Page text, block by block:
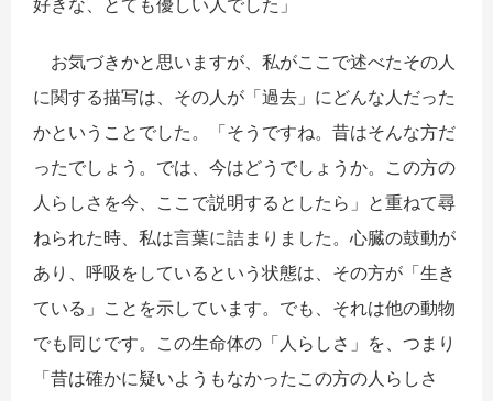
好きな、とても優しい人でした」
お気づきかと思いますが、私がここで述べたその人
に関する描写は、その人が「過去」にどんな人だった
かということでした。「そうですね。昔はそんな方だ
ったでしょう。では、今はどうでしょうか。この方の
人らしさを今、ここで説明するとしたら」と重ねて尋
ねられた時、私は言葉に詰まりました。心臓の鼓動が
あり、呼吸をしているという状態は、その方が「生き
ている」ことを示しています。でも、それは他の動物
でも同じです。この生命体の「人らしさ」を、つまり
「昔は確かに疑いようもなかったこの方の人らしさ